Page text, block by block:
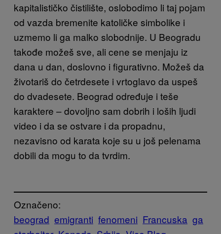
kapitalističko čistilište, oslobodimo li taj pojam
od vazda bremenite katoličke simbolike i
uzmemo li ga malko slobodnije. U Beogradu
takođe možeš sve, ali cene se menjaju iz
dana u dan, doslovno i figurativno. Možeš da
životariš do četrdesete i vrtoglavo da uspeš
do dvadesete. Beograd određuje i teše
karaktere – dovoljno sam dobrih i loših ljudi
video i da se ostvare i da propadnu,
nezavisno od karata koje su u još pelenama
dobili da mogu to da tvrdim.
Označeno:
beograd emigranti fenomeni Francuska ga